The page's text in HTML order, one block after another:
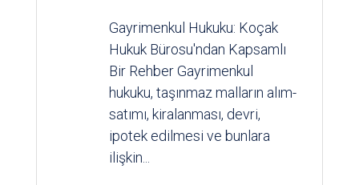
Gayrimenkul Hukuku: Koçak
Hukuk Bürosu'ndan Kapsamlı
Bir Rehber Gayrimenkul
hukuku, taşınmaz malların alım-
satımı, kiralanması, devri,
ipotek edilmesi ve bunlara
ilişkin...